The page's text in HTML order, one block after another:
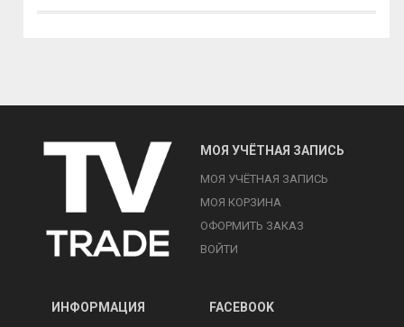
МОЯ УЧЁТНАЯ ЗАПИСЬ
МОЯ УЧЁТНАЯ ЗАПИСЬ
МОЯ КОРЗИНА
ОФОРМИТЬ ЗАКАЗ
ВОЙТИ
ИНФОРМАЦИЯ FACEBOOK